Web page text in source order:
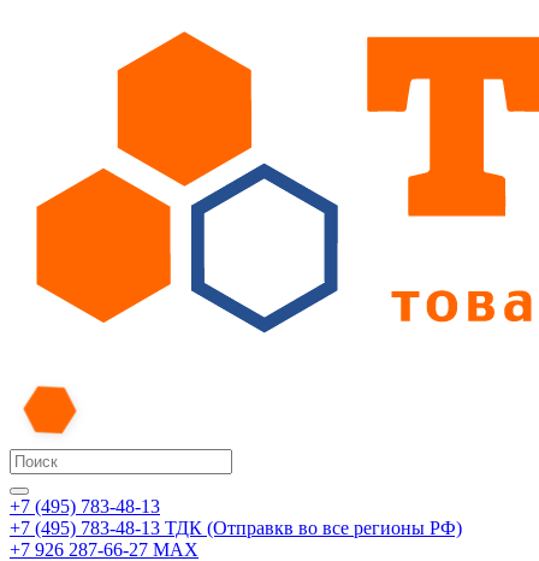
+7 (495) 783-48-13
+7 (495) 783-48-13 ТДК (Отправкв во все регионы РФ)
+7 926 287-66-27 МАХ